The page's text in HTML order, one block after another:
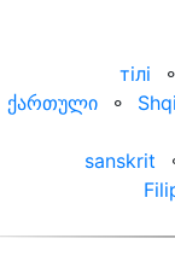
тілі
⚬
ქართული
⚬
sanskrit